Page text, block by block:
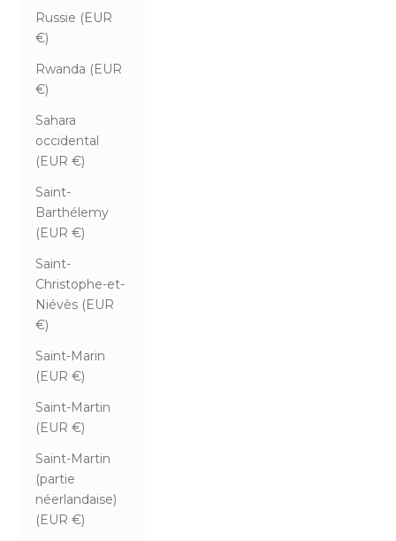
Russie (EUR
€)
Rwanda (EUR
€)
Sahara
occidental
(EUR €)
Saint-
Barthélemy
(EUR €)
Saint-
Christophe-et-
Niévès (EUR
€)
Saint-Marin
(EUR €)
Saint-Martin
(EUR €)
Saint-Martin
(partie
néerlandaise)
(EUR €)